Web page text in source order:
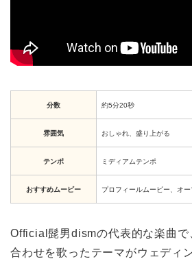
分数 約5分20秒
雰囲気 おしゃれ、盛り上がる
テンポ ミディアムテンポ
おすすめムービー プロフィールムービー、オ
Official髭男dismの代表的な楽曲で
合わせを歌ったテーマがウェディ